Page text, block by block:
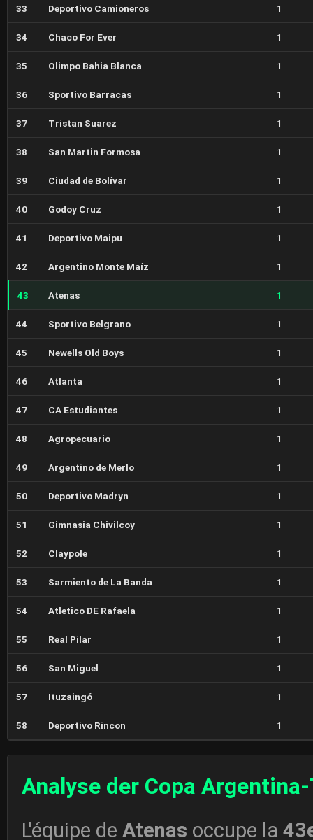
33 Deportivo Camioneros 1
34 Chaco For Ever 1
35 Olimpo Bahia Blanca 1
36 Sportivo Barracas 1
37 Tristan Suarez 1
38 San Martin Formosa 1
39 Ciudad de Bolívar 1
40 Godoy Cruz 1
41 Deportivo Maipu 1
42 Argentino Monte Maíz 1
43 Atenas 1
44 Sportivo Belgrano 1
45 Newells Old Boys 1
46 Atlanta 1
47 CA Estudiantes 1
48 Agropecuario 1
49 Argentino de Merlo 1
50 Deportivo Madryn 1
51 Gimnasia Chivilcoy 1
52 Claypole 1
53 Sarmiento de La Banda 1
54 Atletico DE Rafaela 1
55 Real Pilar 1
56 San Miguel 1
57 Ituzaingó 1
58 Deportivo Rincon 1
Analyse der Copa
L'équipe de Atenas occupe la